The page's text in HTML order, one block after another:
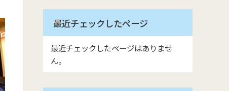
最近チェックしたページ
最近チェックしたページはありませ
ん。